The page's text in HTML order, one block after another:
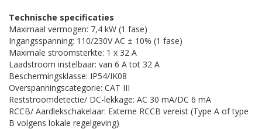
Technische specificaties
Maximaal vermogen: 7,4 kW (1 fase)
Ingangsspanning: 110/230V AC ± 10% (1 fase)
Maximale stroomsterkte: 1 x 32 A
Laadstroom instelbaar: van 6 A tot 32 A
Beschermingsklasse: IP54/IK08
Overspanningscategorie: CAT III
Reststroomdetectie/ DC-lekkage: AC 30 mA/DC 6 mA
RCCB/ Aardlekschakelaar: Externe RCCB vereist (Type A of type
B volgens lokale regelgeving)